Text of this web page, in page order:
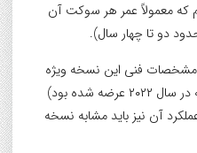
که معمولاً عمر هر سوکت آن
دو تا چهار سال).
مشخصات فنی این نسخه ویژه
5800X3D نسبت به مدل اصلی (که در سال ۲۰۲۲ عرضه شده بود)
آن نیز باید مشابه نسخه